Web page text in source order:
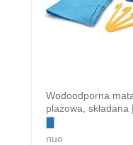
Wodoodporna
plażowa, składana
nuo